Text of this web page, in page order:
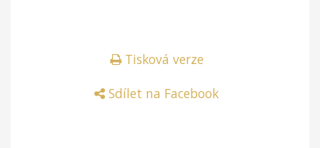
Tisková verze
Sdílet na Facebook